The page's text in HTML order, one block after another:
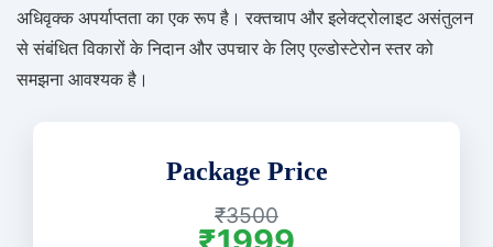
अधिवृक्क अपर्याप्तता का एक रूप है। रक्तचाप और इलेक्ट्रोलाइट असंतुलन
से संबंधित विकारों के निदान और उपचार के लिए एल्डोस्टेरोन स्तर को
समझना आवश्यक है।
Package Price
₹3500